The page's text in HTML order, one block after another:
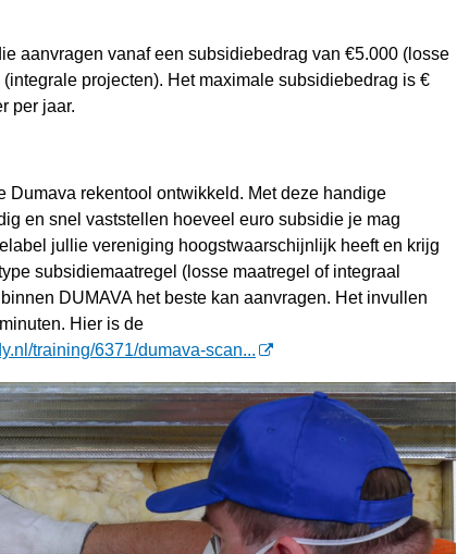
aanvragen vanaf een subsidiebedrag van €5.000 (losse
projecten). Het maximale subsidiebedrag is €
per jaar.
Dumava rekentool ontwikkeld. Met deze handige
en snel vaststellen hoeveel euro subsidie je mag
jullie vereniging hoogstwaarschijnlijk heeft en krijg
subsidiemaatregel (losse maatregel of integraal
DUMAVA het beste kan aanvragen. Het invullen
Hier is de
training/6371/dumava-scan...